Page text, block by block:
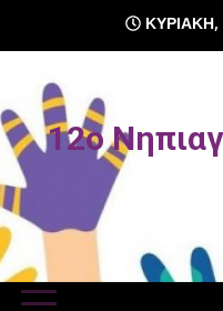
content
ΚΥΡΙΑΚΉ,
12o